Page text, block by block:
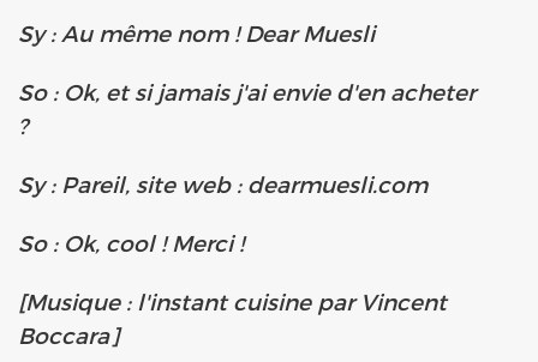
Sy : Au même nom ! Dear Muesli
So : Ok, et si jamais j'ai envie d'en acheter
?
Sy : Pareil, site web : dearmuesli.com
So : Ok, cool ! Merci !
[Musique : l'instant cuisine par Vincent
Boccara]